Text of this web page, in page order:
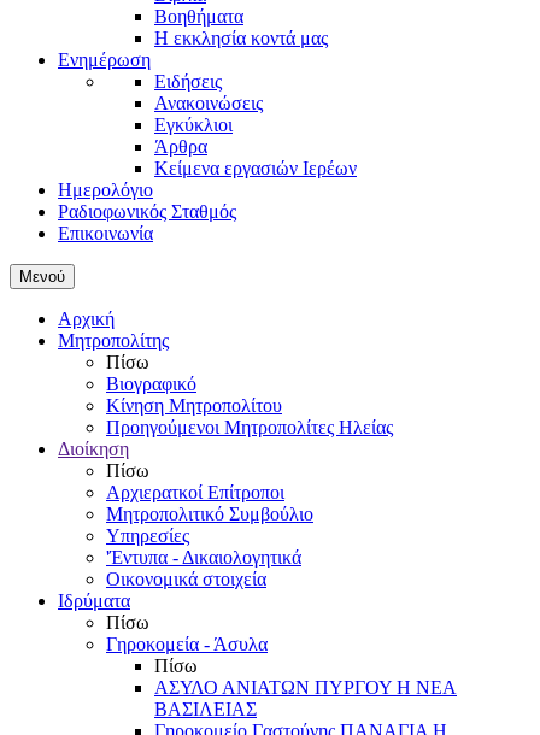
Βοηθήματα
Η εκκλησία κοντά μας
Ενημέρωση
Ειδήσεις
Ανακοινώσεις
Εγκύκλιοι
Άρθρα
Κείμενα εργασιών Ιερέων
Ημερολόγιο
Ραδιοφωνικός Σταθμός
Επικοινωνία
Μενού
Αρχική
Μητροπολίτης
Πίσω
Βιογραφικό
Κίνηση Μητροπολίτου
Προηγούμενοι Μητροπολίτες Ηλείας
Διοίκηση
Πίσω
Αρχιερατκοί Επίτροποι
Μητροπολιτικό Συμβούλιο
Υπηρεσίες
'Έντυπα - Δικαιολογητικά
Οικονομικά στοιχεία
Ιδρύματα
Πίσω
Γηροκομεία - Άσυλα
Πίσω
ΑΣΥΛΟ ΑΝΙΑΤΩΝ ΠΥΡΓΟΥ Η ΝΕΑ
ΒΑΣΙΛΕΙΑΣ
Γηροκομείο Γαστούνης ΠΑΝΑΓΙΑ Η